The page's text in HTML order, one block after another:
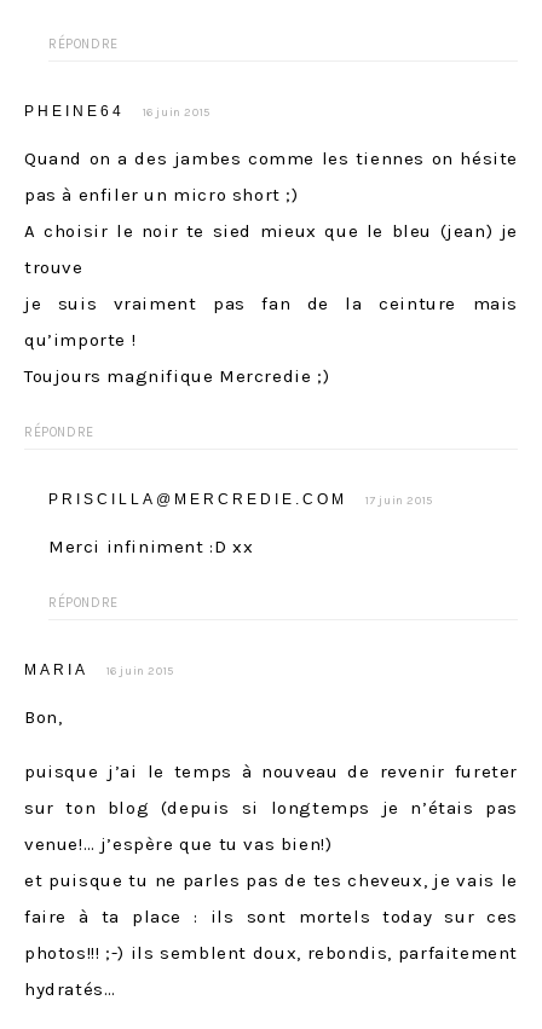
RÉPONDRE
PHEINE64 16 juin 2015
Quand on a des jambes comme les tiennes on hésite
pas à enfiler un micro short ;)
A choisir le noir te sied mieux que le bleu (jean) je
trouve
je suis vraiment pas fan de la ceinture mais
qu’importe !
Toujours magnifique Mercredie ;)
RÉPONDRE
PRISCILLA@MERCREDIE.COM 17 juin 2015
Merci infiniment :D xx
RÉPONDRE
MARIA 16 juin 2015
Bon,
puisque j’ai le temps à nouveau de revenir fureter
sur ton blog (depuis si longtemps je n’étais pas
venue!… j’espère que tu vas bien!)
et puisque tu ne parles pas de tes cheveux, je vais le
faire à ta place : ils sont mortels today sur ces
photos!!! ;-) ils semblent doux, rebondis, parfaitement
hydratés…